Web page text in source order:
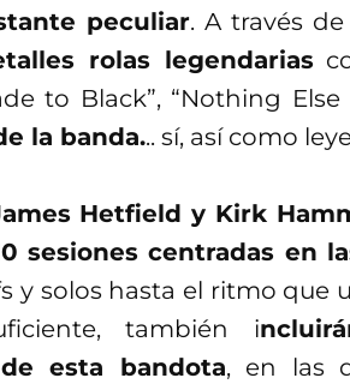
peculiar. A través
rolas legendarias
to Black”, “Nothing
la banda... sí, así como
Hetfield y Kirk
sesiones centradas en
y solos hasta el ritmo que
también i
esta bandota, en las